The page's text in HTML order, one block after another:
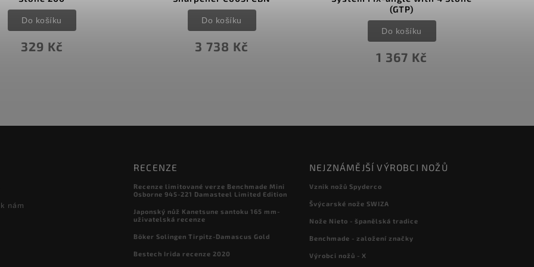
3 738 Kč
Do košíku
(GTP)
Do košíku
2 129 Kč
Do košíku
nám
RECENZE
Recenze limitované verze Benchmade Mini
Osborne 945-221 Damasteel Limited Edition
Japonský nůž Kanetsune santoku 165 mm-
uživatelská recenze
Böker Solingen Tirpitz-Damascus Gold
Bestech Irida recenze 2020
NEJZNÁMĚJŠÍ VÝROBCI NOŽŮ
Vznik nožů Spyderco
Švýcarské nože SWIZA
Nože Nieto - španělská tradice
Benchmade - založení značky
Výrobci nožů - X